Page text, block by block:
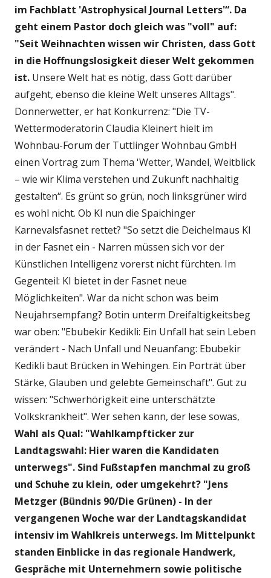
im Fachblatt 'Astrophysical Journal Letters'“. Da
geht einem Pastor doch gleich was "voll" auf:
"Seit Weihnachten wissen wir Christen, dass Gott
in die Hoffnungslosigkeit dieser Welt gekommen
ist. Unsere Welt hat es nötig, dass Gott darüber
aufgeht, ebenso die kleine Welt unseres Alltags".
Donnerwetter, er hat Konkurrenz: "Die TV-
Wettermoderatorin Claudia Kleinert hielt im
Wohnbau-Forum der Tuttlinger Wohnbau GmbH
einen Vortrag zum Thema 'Wetter, Wandel, Weitblick
– wie wir Klima verstehen und Zukunft nachhaltig
gestalten“. Es grünt so grün, noch linksgrüner wird
es wohl nicht. Ob KI nun die Spaichinger
Karnevalsfasnet rettet? "So setzt die Deichelmaus KI
in der Fasnet ein - Narren müssen sich vor der
Künstlichen Intelligenz vorerst nicht fürchten. Im
Gegenteil: KI bietet in der Fasnet neue
Möglichkeiten". War da nicht schon was beim
Neujahrsempfang? Botin unterm Dreifaltigkeitsbeg
war oben: "Ebubekir Kedikli: Ein Unfall hat sein Leben
verändert - Nach Unfall und Neuanfang: Ebubekir
Kedikli baut Brücken in Wehingen. Ein Porträt über
Stärke, Glauben und gelebte Gemeinschaft". Gut zu
wissen: "Schwerhörigkeit eine unterschätzte
Volkskrankheit". Wer sehen kann, der lese sowas,
Wahl als Qual: "Wahlkampfticker zur
Landtagswahl: Hier waren die Kandidaten
unterwegs". Sind Fußstapfen manchmal zu groß
und Schuhe zu klein, oder umgekehrt? "Jens
Metzger (Bündnis 90/Die Grünen) - In der
vergangenen Woche war der Landtagskandidat
intensiv im Wahlkreis unterwegs. Im Mittelpunkt
standen Einblicke in das regionale Handwerk,
Gespräche mit Unternehmern sowie politische